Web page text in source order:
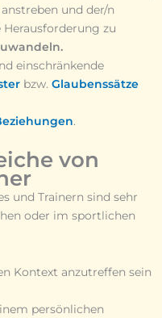
und der/n
zu
einschränkende
bzw. Glaubenssätze
.
von
und Trainern sind sehr
oder im sportlichen
Kontext anzutreffen sein
persönlichen